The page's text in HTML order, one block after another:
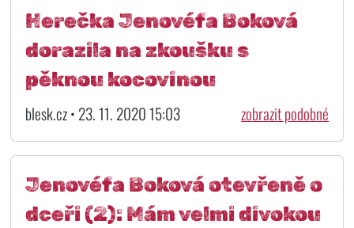
Herečka Jenovéfa Boková
dorazila na zkoušku s
pěknou kocovinou
blesk.cz • 23. 11. 2020 15:03 zobrazit podobné
Jenovéfa Boková otevřeně o
dceři (2): Mám velmi divokou